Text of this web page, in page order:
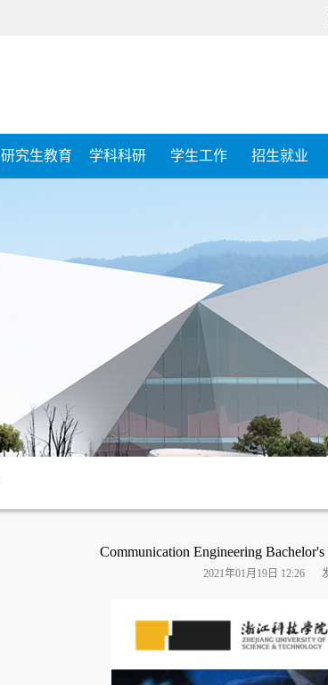
研究生教育 学科科研 学生工作 招生就业
Communication Engineering
2021年01月19日 12:26